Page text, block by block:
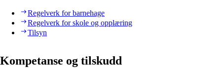
Regelverk for barnehage
Regelverk for skole og opplæring
Tilsyn
Kompetanse og tilskudd